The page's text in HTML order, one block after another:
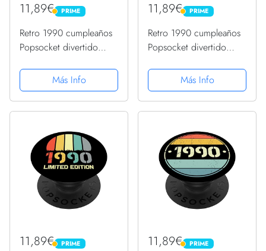
11,89€ PRIME
PRIME
Retro 1990 cumpleaños
Popsocket divertido
regalos 1990
PopSockets PopGrip
Intercambiable
Más Info
11,89€ PRIME
PRIME
Retro 1990 cumpleaños
Popsocket divertido
regalos 1990
PopSockets PopGrip
Intercambiable
Más Info
11,89€ PRIME
PRIME 11,89€ PRIME
PRIME